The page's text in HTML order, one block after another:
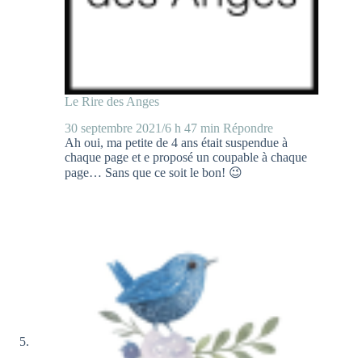
Le Rire des Anges
30 septembre 2021/6 h 47 min Répondre
Ah oui, ma petite de 4 ans était suspendue à
chaque page et e proposé un coupable à chaque
page… Sans que ce soit le bon! 😉